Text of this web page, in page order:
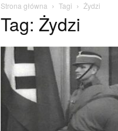
Strona główna Tagi Żydzi
Tag: Żydzi